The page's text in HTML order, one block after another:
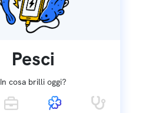
Pesci
In cosa brilli oggi?